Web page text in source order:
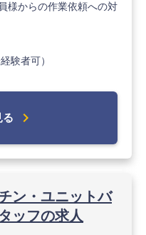
様からの作業依頼への対
験者可）
る chevron_right
ン・ユニットバ
ッフの求人